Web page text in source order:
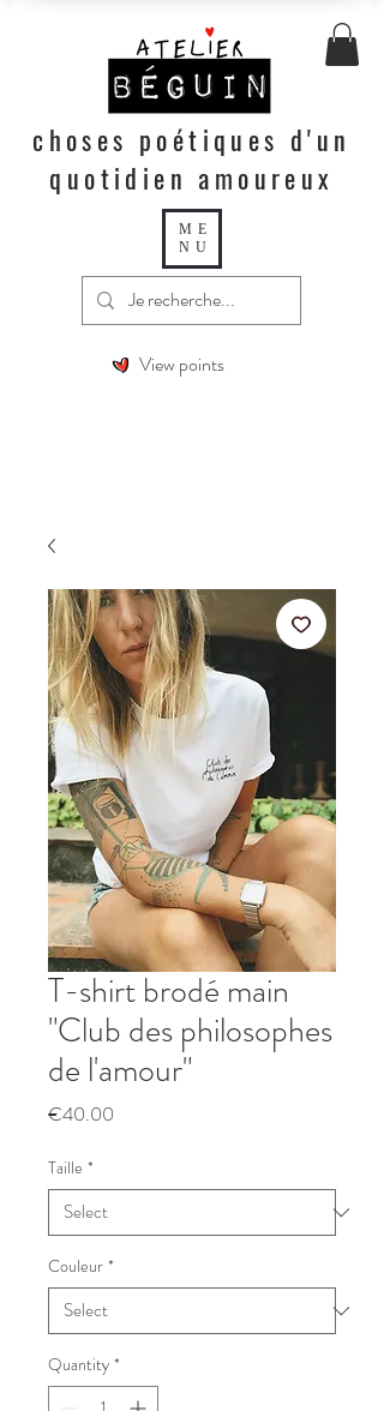
ME
NU
choses poétiques d'un
quotidien amoureux
View points
T-shirt brodé main
"Club des philosophes
de l'amour"
€40.00
Taille *
Couleur *
Quantity *